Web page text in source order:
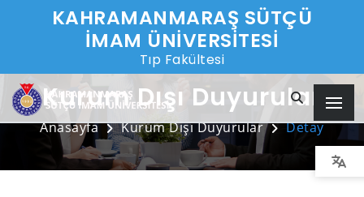
KAHRAMANMARAŞ SÜTÇÜ
İMAM ÜNİVERSİTESİ
Tıp Fakültesi
Kurum Dışı Duyurular
Anasayfa Kurum Dışı Duyurular Detay